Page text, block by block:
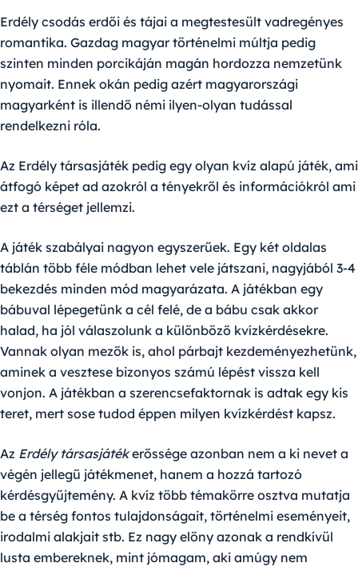
Erdély csodás erdői és tájai a megtestesült vadregényes
romantika. Gazdag magyar történelmi múltja pedig
szinten minden porcikáján magán hordozza nemzetünk
nyomait. Ennek okán pedig azért magyarországi
magyarként is illendő némi ilyen-olyan tudással
rendelkezni róla.
Az Erdély társasjáték pedig egy olyan kvíz alapú játék, ami
átfogó képet ad azokról a tényekről és információkról ami
ezt a térséget jellemzi.
A játék szabályai nagyon egyszerűek. Egy két oldalas
táblán több féle módban lehet vele játszani, nagyjából 3-4
bekezdés minden mód magyarázata. A játékban egy
bábuval lépegetünk a cél felé, de a bábu csak akkor
halad, ha jól válaszolunk a különböző kvízkérdésekre.
Vannak olyan mezők is, ahol párbajt kezdeményezhetünk,
aminek a vesztese bizonyos számú lépést vissza kell
vonjon. A játékban a szerencsefaktornak is adtak egy kis
teret, mert sose tudod éppen milyen kvízkérdést kapsz.
Az Erdély társasjátékerőssége azonban nem a ki nevet a
végén jellegű játékmenet, hanem a hozzá tartozó
kérdésgyűjtemény. A kvíz több témakörre osztva mutatja
be a térség fontos tulajdonságait, történelmi eseményeit,
irodalmi alakjait stb. Ez nagy előny azonak a rendkívül
lusta embereknek, mint jómagam, aki amúgy nem